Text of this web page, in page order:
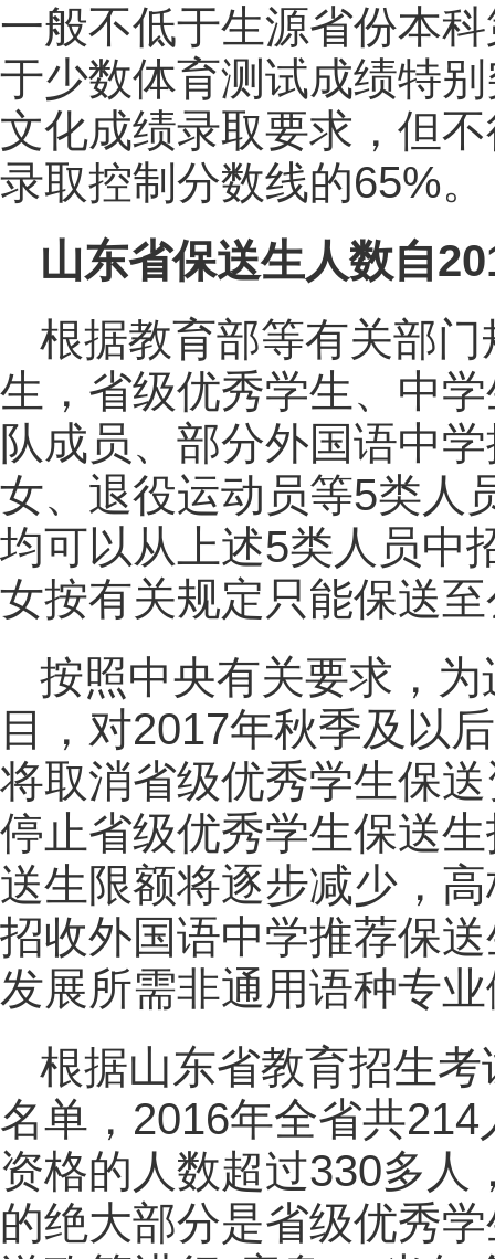
一般不低于生源省份本
于少数体育测试成绩特
文化成绩录取要求，但
录取控制分数线的65%。
山东省保送生人数自
根据教育部等有关部
生，省级优秀学生、中
队成员、部分外国语中
女、退役运动员等5类人
均可以从上述5类人员中
女按有关规定只能保送
按照中央有关要求，
目，对2017年秋季及以
将取消省级优秀学生保
停止省级优秀学生保送
送生限额将逐步减少，
招收外国语中学推荐保
发展所需非通用语种专
根据山东省教育招生
名单，2016年全省共
资格的人数超过330多人
的绝大部分是省级优秀